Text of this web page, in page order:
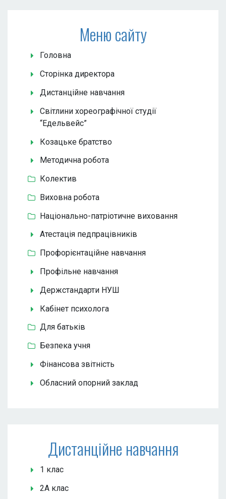
Меню сайту
Головна
Сторінка директора
Дистанційне навчання
Світлини хореографічної студії
“Едельвейс”
Козацьке братство
Методична робота
Колектив
Виховна робота
Національно-патріотичне виховання
Атестація педпрацівників
Профорієнтаційне навчання
Профільне навчання
Держстандарти НУШ
Кабінет психолога
Для батьків
Безпека учня
Фінансова звітність
Обласний опорний заклад
Дистанційне навчання
1 клас
2А клас